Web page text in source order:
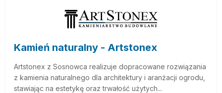
Kamień naturalny - Artstonex
Artstonex z Sosnowca realizuje dopracowane rozwiązania
z kamienia naturalnego dla architektury i aranżacji ogrodu,
stawiając na estetykę oraz trwałość użytych...